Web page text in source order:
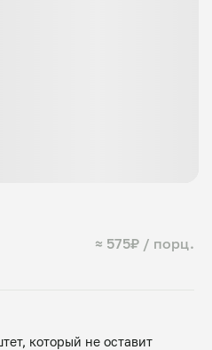
≈ 575₽ / порц.
который не оставит